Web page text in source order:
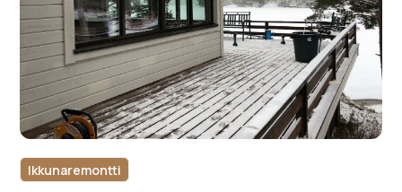
Ikkunaremontti